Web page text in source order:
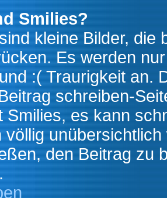
Smilies?
kleine Bilder, die
Es werden
:( Traurigkeit an.
schreiben-
Smilies, es kann
völlig
den Beitrag zu